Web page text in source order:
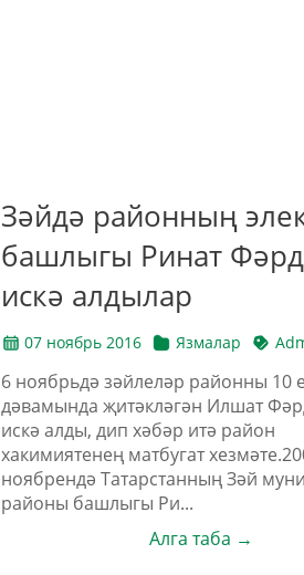
Зәйдә районның
башлыгы Ринат
искә алдылар
07 ноябрь 2016 Язмалар
6 ноябрьдә зәйлеләр районны 10
дәвамында җитәкләгән Илшат
искә алды, дип хәбәр итә район
хакимиятенең матбугат
ноябрендә Татарстанның Зәй
районы башлыгы Ри...
Алга таба →